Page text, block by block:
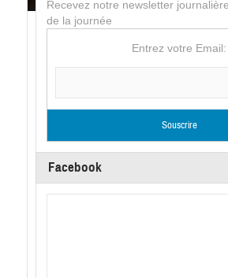
Recevez notre newsletter
de la journée
Entrez votre Email:
Facebook